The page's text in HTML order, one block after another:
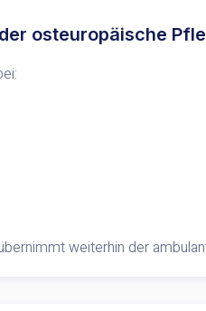
osteuropäische
weiterhin der